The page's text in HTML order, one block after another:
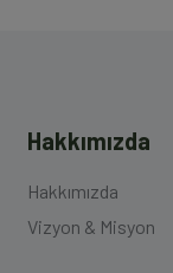
Hakkımızda
Hakkımızda
Vizyon & Misyon